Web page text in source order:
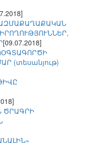
[09.07.2018]
(տեսանյութ)
ԾՐԱԳՐԻ